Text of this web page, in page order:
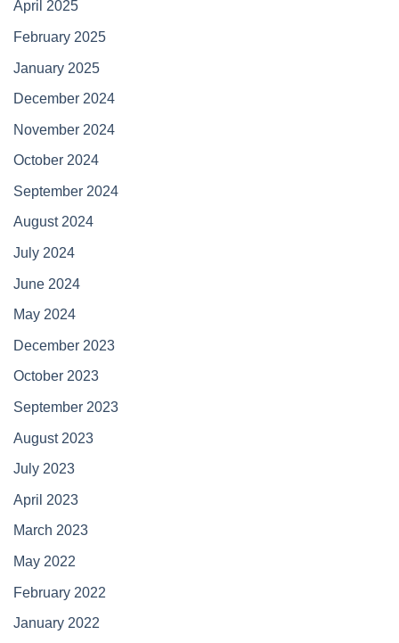
April 2025
February 2025
January 2025
December 2024
November 2024
October 2024
September 2024
August 2024
July 2024
June 2024
May 2024
December 2023
October 2023
September 2023
August 2023
July 2023
April 2023
March 2023
May 2022
February 2022
January 2022